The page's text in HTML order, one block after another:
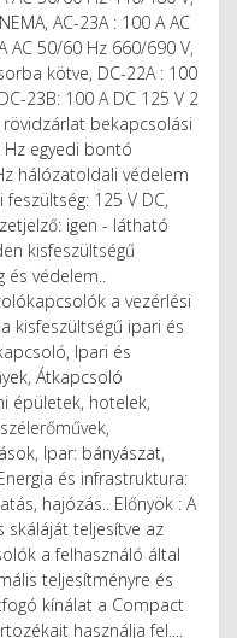
AC-23A : 100 A AC
AC 50/60 Hz 660/690 V,
kötve, DC-22A : 100
23B: 100 A DC 125 V 2
bekapcsolási
Hz egyedi bontó
hálózatoldali védelem
125 V DC,
igen - látható
kisfeszültségű
és védelem..
a vezérlési
kisfeszültségű ipari és
Ipari és
Átkapcsoló
épületek, hotelek,
Ipar: bányászat,
és infrastruktura:
hajózás.. Előnyök : A
skáláját teljesítve az
a felhasználó által
teljesítményre és
kínálat a Compact
használja fel....